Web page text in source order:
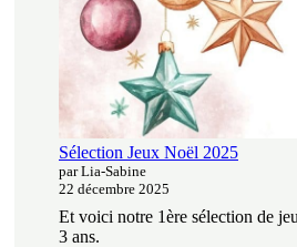
Sélection Jeux Noël 2025
par Lia-Sabine
22 décembre 2025
Et voici notre 1ère sélection de
3 ans.